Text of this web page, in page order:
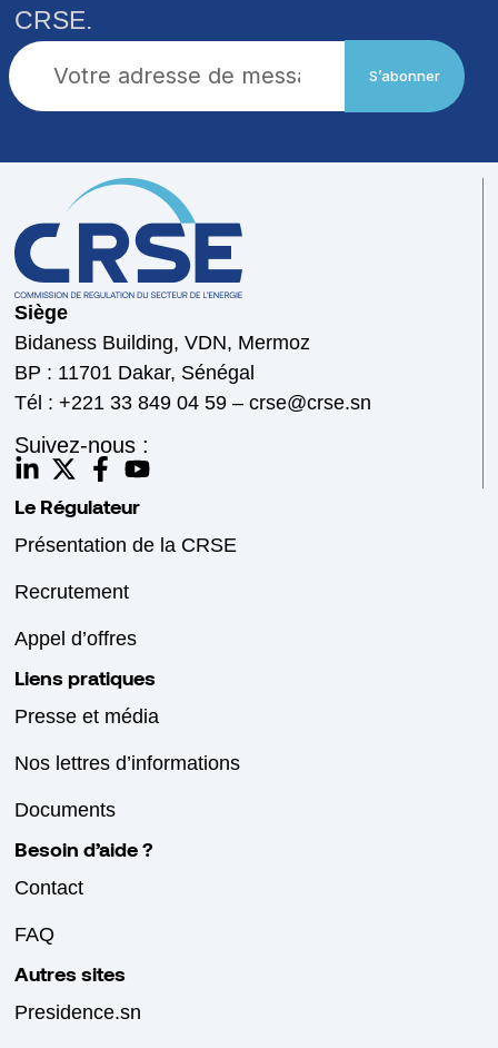
CRSE.
S’abonner
Siège
Bidaness Building, VDN, Mermoz
BP : 11701 Dakar, Sénégal
Tél : +221 33 849 04 59 – crse@crse.sn
Suivez-nous :
Le Régulateur
Présentation de la CRSE
Recrutement
Appel d’offres
Liens pratiques
Presse et média
Nos lettres d’informations
Documents
Besoin d’aide ?
Contact
FAQ
Autres sites
Presidence.sn